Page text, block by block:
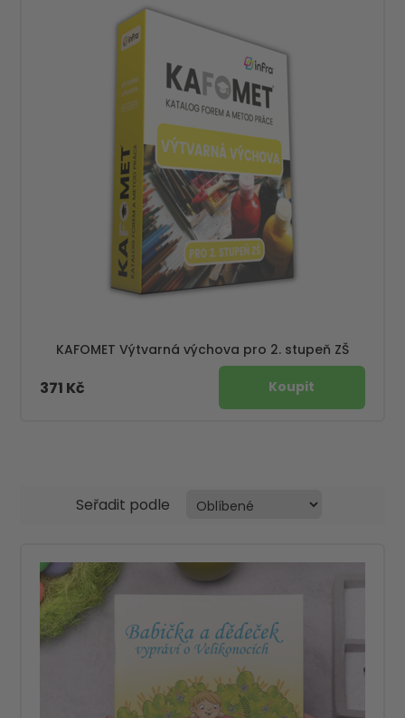
KAFOMET Výtvarná výchova pro 2. stupeň ZŠ
371 Kč
Seřadit podle